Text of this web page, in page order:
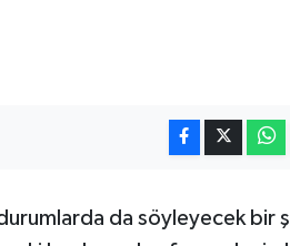
da söyleyecek bir